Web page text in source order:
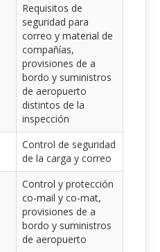
Requisitos de
seguridad para
correo y material de
compañías,
provisiones de a
bordo y suministros
de aeropuerto
distintos de la
inspección
Control de seguridad
de la carga y correo
Control y protección
co-mail y co-mat,
provisiones de a
bordo y suministros
de aeropuerto